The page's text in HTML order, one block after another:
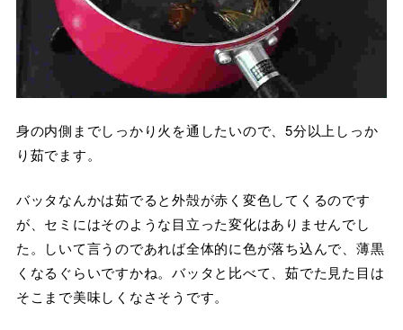
身の内側までしっかり火を通したいので、5分以上しっか
り茹でます。
バッタなんかは茹でると外殻が赤く変色してくるのです
が、セミにはそのような目立った変化はありませんでし
た。しいて言うのであれば全体的に色が落ち込んで、薄黒
くなるぐらいですかね。バッタと比べて、茹でた見た目は
そこまで美味しくなさそうです。